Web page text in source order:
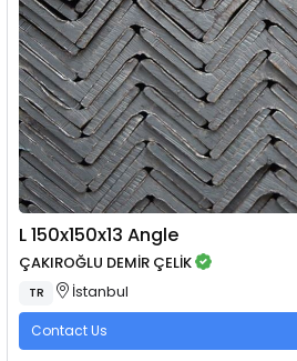
L 150x150x13 Angle
ÇAKIROĞLU DEMİR ÇELİK
TR İstanbul
Contact Us